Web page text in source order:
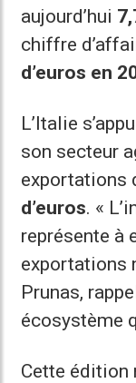
aujourd’hui
chiffre
d’euros en
L’Italie
son secteur
exportations
d’euros. «
représente à
exportations
Prunas,
écosystème
Cette édition